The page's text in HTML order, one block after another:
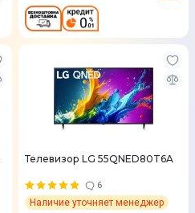
Телевизор LG 55QNED80T6A
6
Наличие уточняет менеджер